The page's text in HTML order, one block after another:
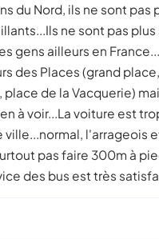
du Nord, ils ne sont pas
ne sont pas
gens ailleurs en
des Places (grand
place de la Vacquerie)
à voir...La voiture est
ville...normal, l'arrageois
pas faire 300m à
des bus est très